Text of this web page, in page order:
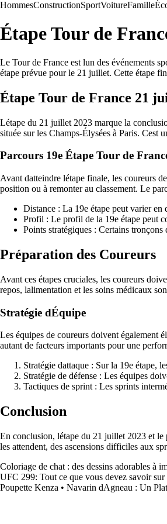
HommesConstructionSportVoitureFamille
Étape Tour de
Le Tour de France est lun des événements
étape prévue pour le 21 juillet. Cette étape
Étape Tour de France 21
Létape du 21 juillet 2023 marque la
située sur les Champs-Élysées à Paris. Cest
Parcours 19e Étape Tour de
Avant datteindre létape finale, les coureurs
position ou à remonter au classement. Le
Distance : La 19e étape peut varier en
Profil : Le profil de la 19e étape peut
Points stratégiques : Certains
Préparation des Coureurs
Avant ces étapes cruciales, les coureurs
repos, lalimentation et les soins médicaux
Stratégie dÉquipe
Les équipes de coureurs doivent également
autant de facteurs importants pour une
Stratégie dattaque : Sur la 19e étape,
Stratégie de défense : Les équipes
Tactiques de sprint : Les sprints
Conclusion
En conclusion, létape du 21 juillet 2023 et le
les attendent, des ascensions difficiles aux
Coloriage de chat : des dessins adorables à
UFC 299: Tout ce que vous devez savoir sur
Poupette Kenza • Navarin dAgneau : Un